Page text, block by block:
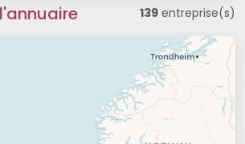
139 entreprise(s)